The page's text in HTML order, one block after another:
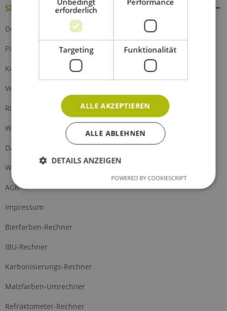
Shop Service
Defektes Produkt
Partnerprogramm
Kontakt
Versand und Zahlung
Rückgabe
Widerrufsrecht
Datenschutz
Widerrufsformular
AGB
Impressum
Bierfarben-Rechner
IBU-Rechner
Karbonisierungs-Rechner
Malzfarben-Umrechner
Refraktometer-Rechner
erforderlich
Targeting Funktionalität
ALLE AKZEPTIEREN
ALLE ABLEHNEN
DETAILS ANZEIGEN
POWERED BY COOKIESCRIPT